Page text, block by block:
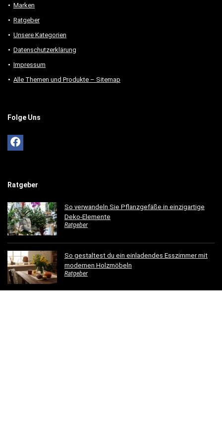
Marken
Ratgeber
Unsere Kategorien
Datenschutzerklärung
Impressum
Alle Themen und Produkte – Sitemap
Folge Uns
Ratgeber
So verwandeln Sie Pflanzgefäße in einzigartige
Deko-Elemente
Ratgeber
So gestaltest du ein einladendes Esszimmer mit
modernen Holzmöbeln
Ratgeber